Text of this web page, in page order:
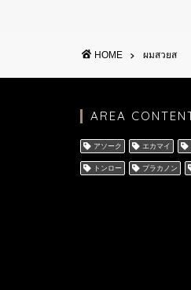
HOME ผมสวยส
AREA
アソーク エカマイ
トンロー プラカノン